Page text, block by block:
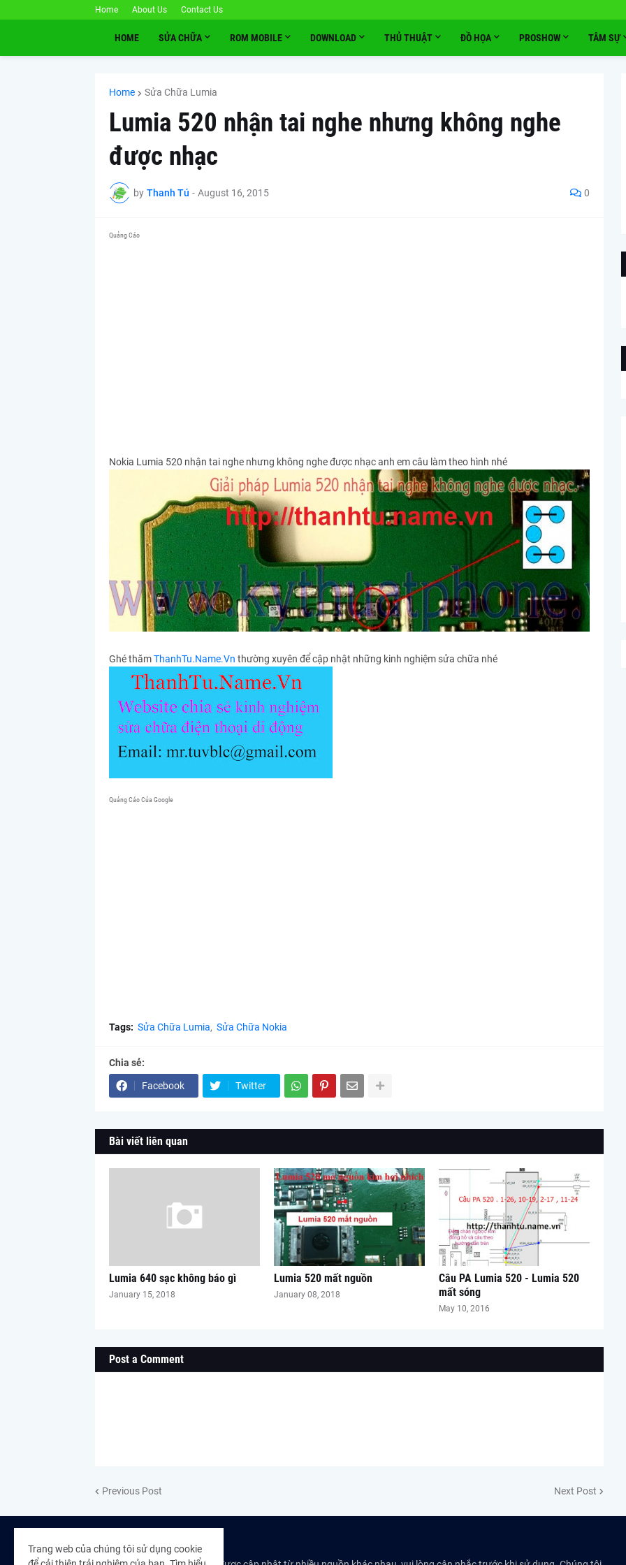
Home About Us Contact Us
HOME SỬA CHỮA ROM MOBILE DOWNLOAD THỦ THUẬT ĐỒ HỌA PROSHOW TÂM SỰ
Home Sửa Chữa Lumia
Lumia 520 nhận tai nghe nhưng không nghe
được nhạc
by Thanh Tú - August 16, 2015 0
Quảng Cáo
Nokia Lumia 520 nhận tai nghe nhưng không nghe được nhạc anh em câu làm theo hình nhé
Ghé thămThanhTu.Name.Vn thường xuyên để cập nhật những kinh nghiệm sửa chữa nhé
Quảng Cáo Của Google
Tags: Sửa Chữa Lumia Sửa Chữa Nokia
Chia sẻ:
Facebook Twitter
Bài viết liên quan
Lumia 640 sạc không báo gì
January 15, 2018
Lumia 520 mất nguồn
January 08, 2018
Câu PA Lumia 520 - Lumia 520
mất sóng
May 10, 2016
Post a Comment
Previous Post Next Post
THÔNG TIN
Trang web của chúng tôi sử dụng cookie